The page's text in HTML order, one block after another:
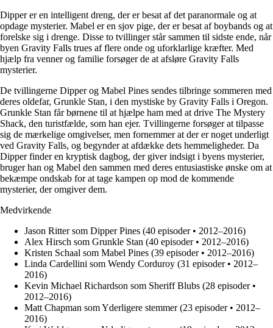
Dipper er en intelligent dreng, der er besat af det paranormale og at
opdage mysterier. Mabel er en sjov pige, der er besat af boybands og at
forelske sig i drenge. Disse to tvillinger står sammen til sidste ende, når
byen Gravity Falls trues af flere onde og uforklarlige kræfter. Med
hjælp fra venner og familie forsøger de at afsløre Gravity Falls
mysterier.
De tvillingerne Dipper og Mabel Pines sendes tilbringe sommeren med
deres oldefar, Grunkle Stan, i den mystiske by Gravity Falls i Oregon.
Grunkle Stan får børnene til at hjælpe ham med at drive The Mystery
Shack, den turistfælde, som han ejer. Tvillingerne forsøger at tilpasse
sig de mærkelige omgivelser, men fornemmer at der er noget underligt
ved Gravity Falls, og begynder at afdække dets hemmeligheder. Da
Dipper finder en kryptisk dagbog, der giver indsigt i byens mysterier,
bruger han og Mabel den sammen med deres entusiastiske ønske om at
bekæmpe ondskab for at tage kampen op mod de kommende
mysterier, der omgiver dem.
Medvirkende
Jason Ritter som Dipper Pines (40 episoder • 2012–2016)
Alex Hirsch som Grunkle Stan (40 episoder • 2012–2016)
Kristen Schaal som Mabel Pines (39 episoder • 2012–2016)
Linda Cardellini som Wendy Corduroy (31 episoder • 2012–
2016)
Kevin Michael Richardson som Sheriff Blubs (28 episoder •
2012–2016)
Matt Chapman som Yderligere stemmer (23 episoder • 2012–
2016)